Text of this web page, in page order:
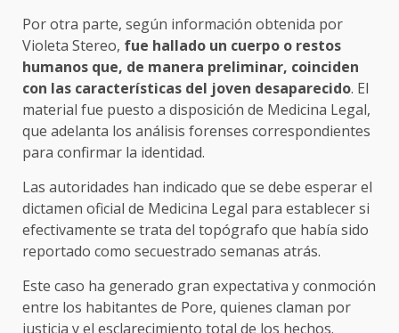
Por otra parte, según información obtenida por
Violeta Stereo, fue hallado un cuerpo o restos
humanos que, de manera preliminar, coinciden
con las características del joven desaparecido. El
material fue puesto a disposición de Medicina Legal,
que adelanta los análisis forenses correspondientes
para confirmar la identidad.
Las autoridades han indicado que se debe esperar el
dictamen oficial de Medicina Legal para establecer si
efectivamente se trata del topógrafo que había sido
reportado como secuestrado semanas atrás.
Este caso ha generado gran expectativa y conmoción
entre los habitantes de Pore, quienes claman por
justicia y el esclarecimiento total de los hechos.